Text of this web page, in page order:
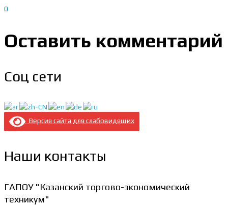
0
Оставить комментарий
Соц сети
Версия сайта для слабовидящих
Наши контакты
ГАПОУ "Казанский торгово-экономический
техникум"